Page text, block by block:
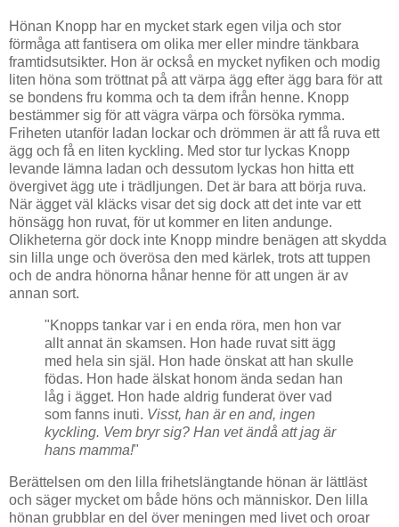
Hönan Knopp har en mycket stark egen vilja och stor
förmåga att fantisera om olika mer eller mindre tänkbara
framtidsutsikter. Hon är också en mycket nyfiken och modig
liten höna som tröttnat på att värpa ägg efter ägg bara för att
se bondens fru komma och ta dem ifrån henne. Knopp
bestämmer sig för att vägra värpa och försöka rymma.
Friheten utanför ladan lockar och drömmen är att få ruva ett
ägg och få en liten kyckling. Med stor tur lyckas Knopp
levande lämna ladan och dessutom lyckas hon hitta ett
övergivet ägg ute i trädljungen. Det är bara att börja ruva.
När ägget väl kläcks visar det sig dock att det inte var ett
hönsägg hon ruvat, för ut kommer en liten andunge.
Olikheterna gör dock inte Knopp mindre benägen att skydda
sin lilla unge och överösa den med kärlek, trots att tuppen
och de andra hönorna hånar henne för att ungen är av
annan sort.
"Knopps tankar var i en enda röra, men hon var
allt annat än skamsen. Hon hade ruvat sitt ägg
med hela sin själ. Hon hade önskat att han skulle
födas. Hon hade älskat honom ända sedan han
låg i ägget. Hon hade aldrig funderat över vad
som fanns inuti. Visst, han är en and, ingen
kyckling. Vem bryr sig? Han vet ändå att jag är
hans mamma!"
Berättelsen om den lilla frihetslängtande hönan är lättläst
och säger mycket om både höns och människor. Den lilla
hönan grubblar en del över meningen med livet och oroar